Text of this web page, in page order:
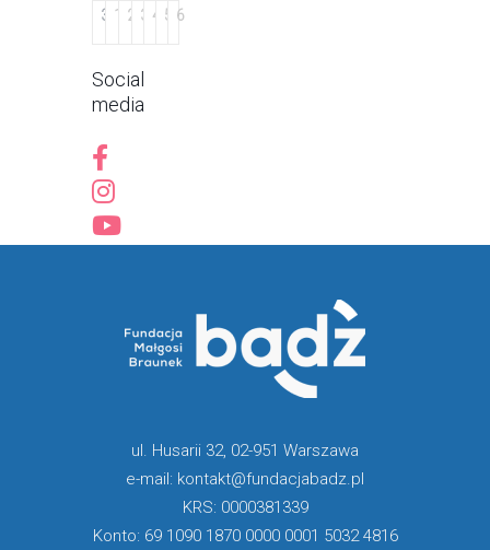
311 2 3 4 5 6
Social
media
ul. Husarii 32, 02-951 Warszawa
e-mail: kontakt@fundacjabadz.pl
KRS: 0000381339
Konto: 69 1090 1870 0000 0001 5032 4816